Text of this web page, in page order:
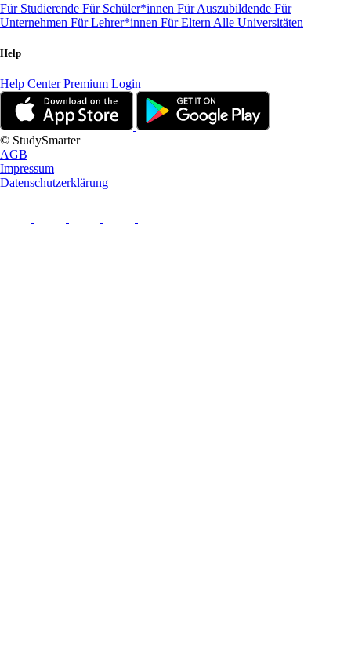
Für Studierende Für Schüler*innen Für Auszubildende Für
Unternehmen Für Lehrer*innen Für Eltern Alle Universitäten
Help
Help CenterPremium Login
© StudySmarter
AGB
Impressum
Datenschutzerklärung